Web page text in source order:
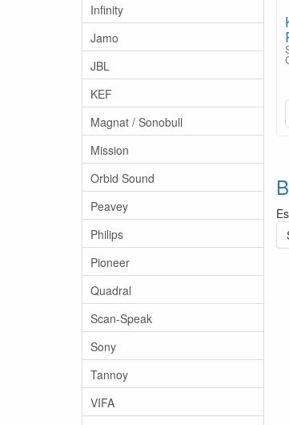
Infinity
Jamo
JBL
KEF
Magnat / Sonobull
Mission
Orbid Sound
Peavey
Philips
Pioneer
Quadral
Scan-Speak
Sony
Tannoy
VIFA